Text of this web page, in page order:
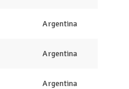
Argentina
Argentina
Argentina